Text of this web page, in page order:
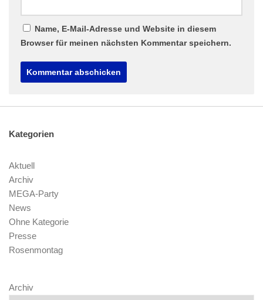
Name, E-Mail-Adresse und Website in diesem
Browser für meinen nächsten Kommentar speichern.
Kategorien
Aktuell
Archiv
MEGA-Party
News
Ohne Kategorie
Presse
Rosenmontag
Archiv